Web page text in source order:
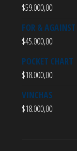
$59.000,00
FOR & AGAINST
$45.000,00
POCKET CHART
$18.000,00
VINCHAS
$18.000,00